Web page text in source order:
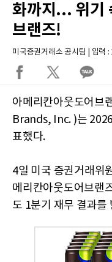
화까지... 위기
브랜즈!
미국증권거래소 공시팀 | 입력
아메리칸아웃도어
Brands, Inc. )는
표했다.
4일 미국 증권거래위
메리칸아웃도어브랜
도 1분기 재무 결과를